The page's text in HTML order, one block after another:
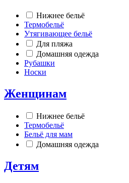
Нижнее бельё
Термобельё
Утягивающее бельё
Для пляжа
Домашняя одежда
Рубашки
Носки
Женщинам
Нижнее бельё
Термобельё
Бельё для мам
Домашняя одежда
Детям